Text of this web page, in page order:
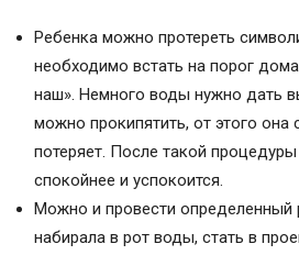
Ребенка можно протереть
необходимо встать на порог
наш». Немного воды нужно дать
можно прокипятить, от этого она
потеряет. После такой
спокойнее и успокоится.
Можно и провести определенный
набирала в рот воды, стать в